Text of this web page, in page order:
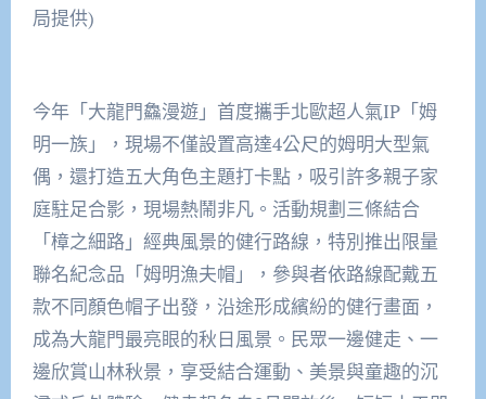
局提供)
今年「大龍門鱻漫遊」首度攜手北歐超人氣IP「姆
明一族」，現場不僅設置高達4公尺的姆明大型氣
偶，還打造五大角色主題打卡點，吸引許多親子家
庭駐足合影，現場熱鬧非凡。活動規劃三條結合
「樟之細路」經典風景的健行路線，特別推出限量
聯名紀念品「姆明漁夫帽」，參與者依路線配戴五
款不同顏色帽子出發，沿途形成繽紛的健行畫面，
成為大龍門最亮眼的秋日風景。民眾一邊健走、一
邊欣賞山林秋景，享受結合運動、美景與童趣的沉